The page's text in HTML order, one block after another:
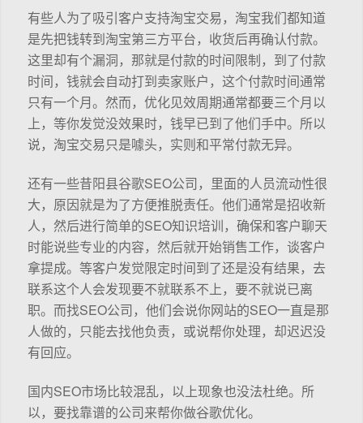
有些人为了吸引客户支持淘宝交易，淘宝我们都知道
是先把钱转到淘宝第三方平台，收货后再确认付款。
这里却有个漏洞，那就是付款的时间限制，到了付款
时间，钱就会自动打到卖家账户，这个付款时间通常
只有一个月。然而，优化见效周期通常都要三个月以
上，等你发觉没效果时，钱早已到了他们手中。所以
说，淘宝交易只是噱头，实则和平常付款无异。
还有一些昔阳县谷歌SEO公司，里面的人员流动性很
大，原因就是为了方便推脱责任。他们通常是招收新
人，然后进行简单的SEO知识培训，确保和客户聊天
时能说些专业的内容，然后就开始销售工作，谈客户
拿提成。等客户发觉限定时间到了还是没有结果，去
联系这个人会发现要不就联系不上，要不就说已离
职。而找SEO公司，他们会说你网站的SEO一直是那
人做的，只能去找他负责，或说帮你处理，却迟迟没
有回应。
国内SEO市场比较混乱，以上现象也没法杜绝。所
以，要找靠谱的公司来帮你做谷歌优化。